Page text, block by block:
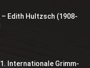
– Edith Hultzsch (1908-
Internationale Grimm-